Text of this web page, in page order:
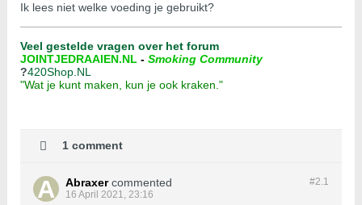
Ik lees niet welke voeding je gebruikt?
Veel gestelde vragen over het forum
JOINTJEDRAAIEN.NL - Smoking Community
?420Shop.NL
"Wat je kunt maken, kun je ook kraken."
1 comment
#2.1
Abraxer commented
16 April 2021, 23:16